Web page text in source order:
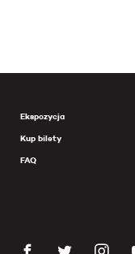
Ekspozycja
Kup bilety
FAQ